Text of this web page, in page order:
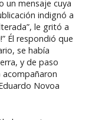
un mensaje cuya
indignó a
le gritó a
Él respondió que
se había
y de paso
acompañaron
Novoa